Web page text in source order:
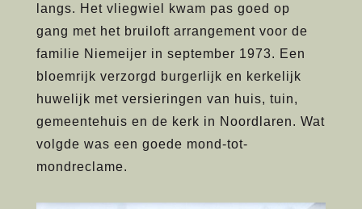
langs. Het vliegwiel kwam pas goed op
gang met het bruiloft arrangement voor de
familie Niemeijer in september 1973. Een
bloemrijk verzorgd burgerlijk en kerkelijk
huwelijk met versieringen van huis, tuin,
gemeentehuis en de kerk in Noordlaren. Wat
volgde was een goede mond-tot-
mondreclame.